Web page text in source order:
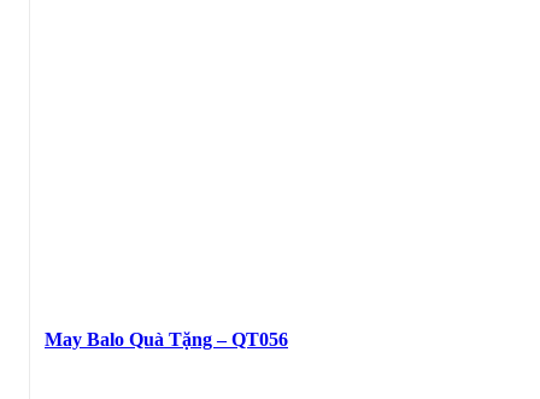
May Balo Quà Tặng – QT056